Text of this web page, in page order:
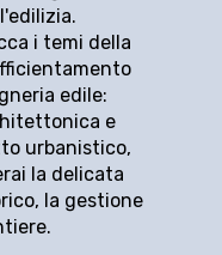
i temi della
edile:
e
urbanistico,
la delicata
la gestione